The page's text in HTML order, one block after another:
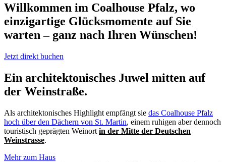
Willkommen im Coalhouse Pfalz, wo
einzigartige Glücksmomente auf Sie
warten – ganz nach Ihren Wünschen!
Jetzt direkt buchen
Ein architektonisches Juwel mitten auf
der Weinstraße.
Als architektonisches Highlight empfängt sie das Coalhouse Pfalz
hoch über den Dächern von St. Martin, einem ruhigen aber dennoch
touristisch geprägten Weinort in der Mitte der Deutschen
Weinstrasse.
Mehr zum Haus